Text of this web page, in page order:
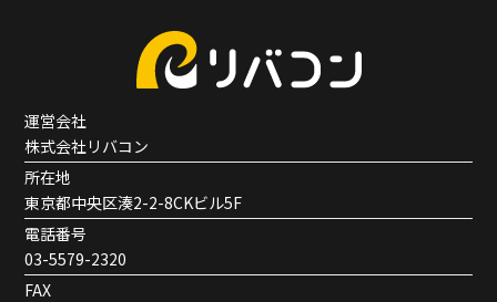
運営会社
株式会社リバコン
所在地
東京都中央区湊2-2-8CKビル5F
電話番号
03-5579-2320
FAX